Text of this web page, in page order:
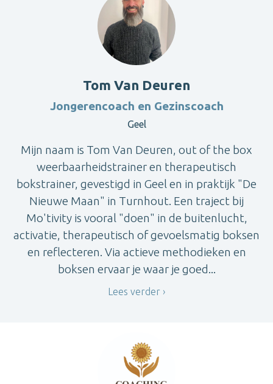
Tom Van Deuren
Jongerencoach en Gezinscoach
Geel
Mijn naam is Tom Van Deuren, out of the box
weerbaarheidstrainer en therapeutisch
bokstrainer, gevestigd in Geel en in praktijk "De
Nieuwe Maan" in Turnhout. Een traject bij
Mo'tivity is vooral "doen" in de buitenlucht,
activatie, therapeutisch of gevoelsmatig boksen
en reflecteren. Via actieve methodieken en
boksen ervaar je waar je goed...
Lees verder